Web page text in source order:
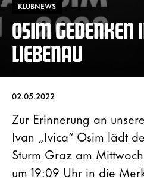
KLUBNEWS
OSIM GEDENKEN
LIEBENAU
02.05.2022
Zur Erinnerung an
Ivan „Ivica“ Osim lädt
Sturm Graz am
um 19:09 Uhr in die